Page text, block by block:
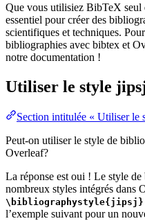
Que vous utilisiez BibTeX seul
essentiel pour créer des
scientifiques et techniques.
bibliographies avec bibtex et
notre documentation !
Utiliser le style
Section intitulée « Utiliser le
Peut-on utiliser le style de
Overleaf?
La réponse est oui ! Le style
nombreux styles intégrés dans
\bibliographystyle{jipsj}
l’exemple suivant pour un